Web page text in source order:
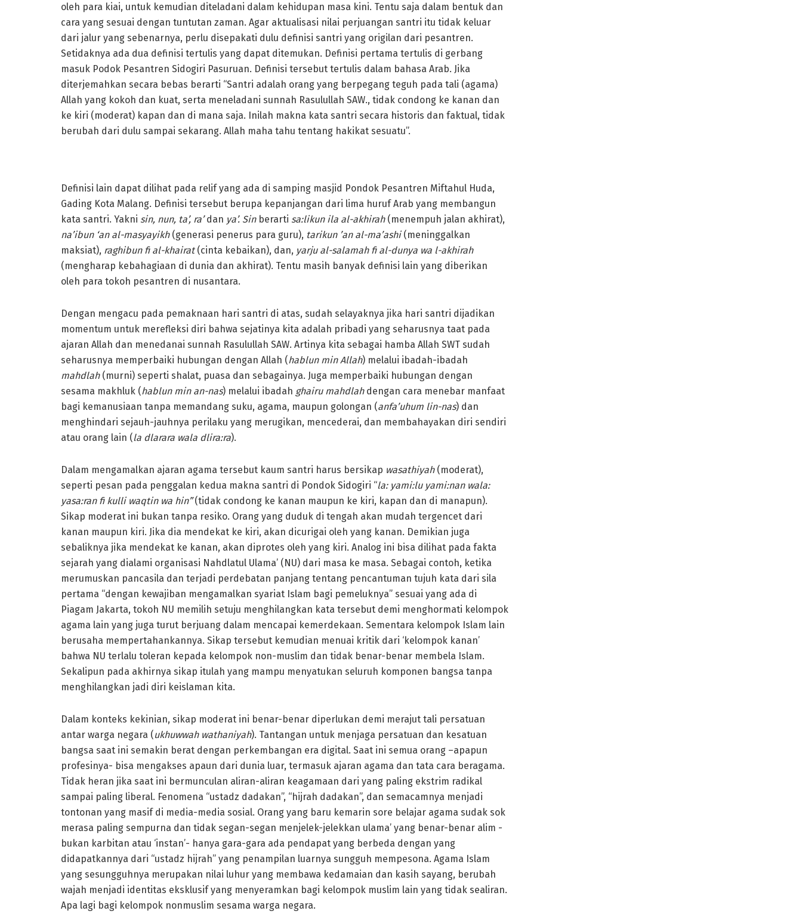
oleh para kiai, untuk kemudian diteladani dalam kehidupan masa kini. Tentu saja dalam bentuk dan
cara yang sesuai dengan tuntutan zaman. Agar aktualisasi nilai perjuangan santri itu tidak keluar
dari jalur yang sebenarnya, perlu disepakati dulu definisi santri yang origilan dari pesantren.
Setidaknya ada dua definisi tertulis yang dapat ditemukan. Definisi pertama tertulis di gerbang
masuk Podok Pesantren Sidogiri Pasuruan. Definisi tersebut tertulis dalam bahasa Arab. Jika
diterjemahkan secara bebas berarti “Santri adalah orang yang berpegang teguh pada tali (agama)
Allah yang kokoh dan kuat, serta meneladani sunnah Rasulullah SAW., tidak condong ke kanan dan
ke kiri (moderat) kapan dan di mana saja. Inilah makna kata santri secara historis dan faktual, tidak
berubah dari dulu sampai sekarang. Allah maha tahu tentang hakikat sesuatu”.
Definisi lain dapat dilihat pada relif yang ada di samping masjid Pondok Pesantren Miftahul Huda,
Gading Kota Malang. Definisi tersebut berupa kepanjangan dari lima huruf Arab yang membangun
kata santri. Yakni sin, nun, ta’, ra’dan ya’. Sin berarti sa:likun ila al-akhirah (menempuh jalan akhirat),
na’ibun ‘an al-masyayikh (generasi penerus para guru), tarikun ’anal-ma’ashi (meninggalkan
maksiat), raghibun fi al-khairat (cinta kebaikan), dan, yarju al-salamahfi al-dunya wa l-akhirah
(mengharap kebahagiaan di dunia dan akhirat). Tentu masih banyak definisi lain yang diberikan
oleh para tokoh pesantren di nusantara.
Dengan mengacu pada pemaknaan hari santri di atas, sudah selayaknya jika hari santri dijadikan
momentum untuk merefleksi diri bahwa sejatinya kita adalah pribadi yang seharusnya taat pada
ajaran Allah dan menedanai sunnah Rasulullah SAW. Artinya kita sebagai hamba Allah SWT sudah
seharusnya memperbaiki hubungan dengan Allah (hablun min Allah) melalui ibadah-ibadah
mahdlah(murni) seperti shalat, puasa dan sebagainya. Juga memperbaiki hubungan dengan
sesama makhluk (hablun min an-nas) melalui ibadah ghairu mahdlah dengan cara menebar manfaat
bagi kemanusiaan tanpa memandang suku, agama, maupun golongan (anfa’uhum lin-nas) dan
menghindari sejauh-jauhnya perilaku yang merugikan, mencederai, dan membahayakan diri sendiri
atau orang lain (la dlarara wala dlira:ra).
Dalam mengamalkan ajaran agama tersebut kaum santri harus bersikap wasathiyah (moderat),
seperti pesan pada penggalan kedua makna santri di Pondok Sidogiri “la: yami:lu yami:nan wala:
yasa:ran fi kulli waqtin wa hin”(tidak condong ke kanan maupun ke kiri, kapan dan di manapun).
Sikap moderat ini bukan tanpa resiko. Orang yang duduk di tengah akan mudah tergencet dari
kanan maupun kiri. Jika dia mendekat ke kiri, akan dicurigai oleh yang kanan. Demikian juga
sebaliknya jika mendekat ke kanan, akan diprotes oleh yang kiri. Analog ini bisa dilihat pada fakta
sejarah yang dialami organisasi Nahdlatul Ulama’ (NU) dari masa ke masa. Sebagai contoh, ketika
merumuskan pancasila dan terjadi perdebatan panjang tentang pencantuman tujuh kata dari sila
pertama “dengan kewajiban mengamalkan syariat Islam bagi pemeluknya” sesuai yang ada di
Piagam Jakarta, tokoh NU memilih setuju menghilangkan kata tersebut demi menghormati kelompok
agama lain yang juga turut berjuang dalam mencapai kemerdekaan. Sementara kelompok Islam lain
berusaha mempertahankannya. Sikap tersebut kemudian menuai kritik dari ‘kelompok kanan’
bahwa NU terlalu toleran kepada kelompok non-muslim dan tidak benar-benar membela Islam.
Sekalipun pada akhirnya sikap itulah yang mampu menyatukan seluruh komponen bangsa tanpa
menghilangkan jadi diri keislaman kita.
Dalam konteks kekinian, sikap moderat ini benar-benar diperlukan demi merajut tali persatuan
antar warga negara (ukhuwwah wathaniyah). Tantangan untuk menjaga persatuan dan kesatuan
bangsa saat ini semakin berat dengan perkembangan era digital. Saat ini semua orang –apapun
profesinya- bisa mengakses apaun dari dunia luar, termasuk ajaran agama dan tata cara beragama.
Tidak heran jika saat ini bermunculan aliran-aliran keagamaan dari yang paling ekstrim radikal
sampai paling liberal. Fenomena “ustadz dadakan”, “hijrah dadakan”, dan semacamnya menjadi
tontonan yang masif di media-media sosial. Orang yang baru kemarin sore belajar agama sudak sok
merasa paling sempurna dan tidak segan-segan menjelek-jelekkan ulama’ yang benar-benar alim -
bukan karbitan atau ‘instan’- hanya gara-gara ada pendapat yang berbeda dengan yang
didapatkannya dari “ustadz hijrah” yang penampilan luarnya sungguh mempesona. Agama Islam
yang sesungguhnya merupakan nilai luhur yang membawa kedamaian dan kasih sayang, berubah
wajah menjadi identitas eksklusif yang menyeramkan bagi kelompok muslim lain yang tidak sealiran.
Apa lagi bagi kelompok nonmuslim sesama warga negara.